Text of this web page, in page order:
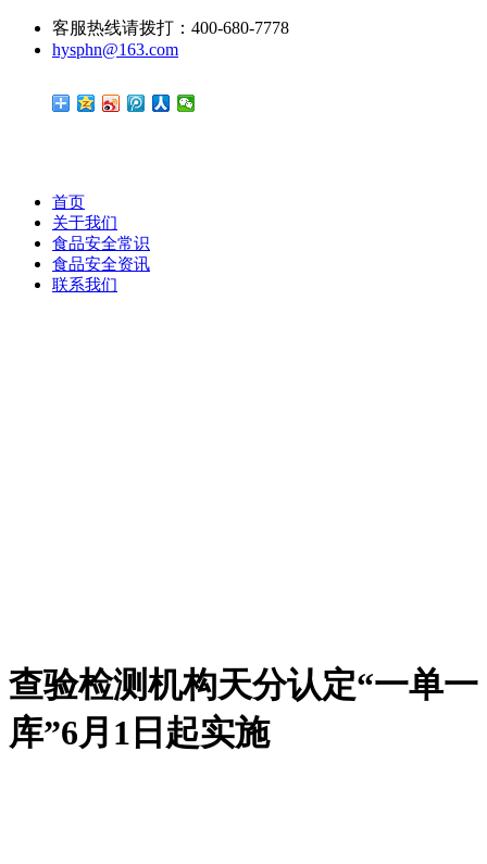
客服热线请拨打：400-680-7778
hysphn@163.com
首页
关于我们
食品安全常识
食品安全资讯
联系我们
查验检测机构天分认定“一单一
库”6月1日起实施